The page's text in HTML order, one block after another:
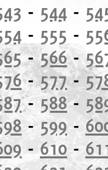
- 544 -
- 555 -
-566-
- 577-
- 588-
- 599 -
-610 -